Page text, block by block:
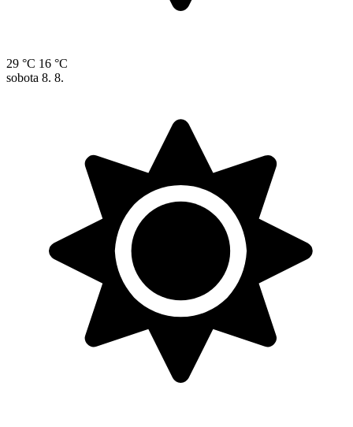
29 °C 16 °C
sobota 8. 8.